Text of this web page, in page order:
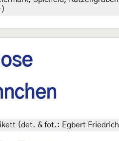
(det. & fot.: Egbert